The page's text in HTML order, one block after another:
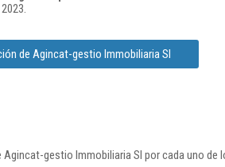
de Agincat-gestio Immobiliaria Sl
gestio Immobiliaria Sl por cada uno de